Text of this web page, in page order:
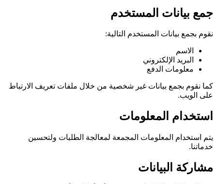
جمع بيانات المستخدم
نقوم بجمع بيانات المستخدم التالية:
الاسم
البريد الإلكتروني
معلومات الدفع
كما نقوم بجمع بيانات غير شخصية من خلال ملفات تعريف الارتباط
على الويب.
استخدام المعلومات
يتم استخدام المعلومات المجمعة لمعالجة الطلبات ولتحسين
خدماتنا.
مشاركة البيانات